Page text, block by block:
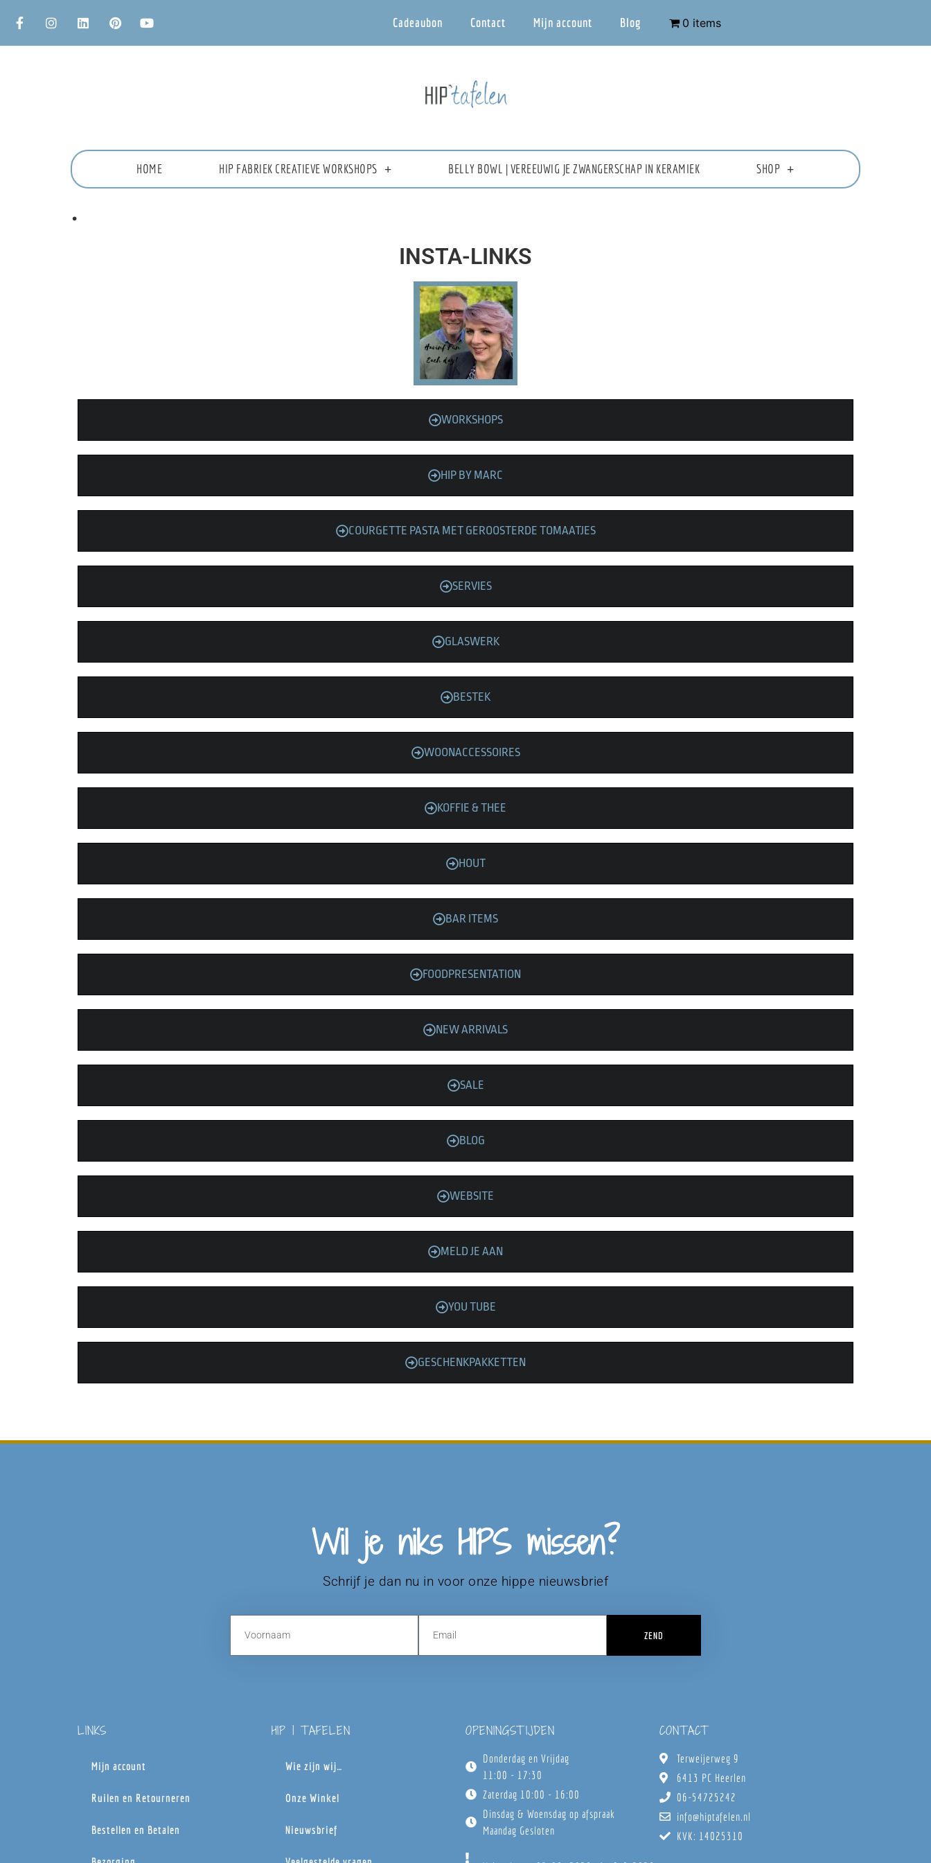
Cadeaubon Contact Mijn account Blog 0 items
HOME HIP FABRIEK CREATIEVE WORKSHOPS BELLY BOWL | VEREEUWIG JE ZWANGERSCHAP IN KERAMIEK SHOP
.
INSTA-LINKS
WORKSHOPS
HIP BY MARC
COURGETTE PASTA MET GEROOSTERDE TOMAATJES
SERVIES
GLASWERK
BESTEK
WOONACCESSOIRES
KOFFIE & THEE
HOUT
BAR ITEMS
FOODPRESENTATION
NEW ARRIVALS
SALE
BLOG
WEBSITE
MELD JE AAN
YOU TUBE
GESCHENKPAKKETTEN
Wil je niks HIPS missen?
Schrijf je dan nu in voor onze hippe nieuwsbrief
ZEND
LINKS
Mijn account
Ruilen en Retourneren
Bestellen en Betalen
HIP | TAFELEN
Wie zijn wij…
Onze Winkel
Nieuwsbrief
OPENINGSTIJDEN
Donderdag en Vrijdag
11:00 - 17:30
Zaterdag 10:00 - 16:00
Dinsdag & Woensdag op afspraak
Maandag Gesloten
CONTACT
Terweijerweg 9
6413 PC Heerlen
06-54725242
info@hiptafelen.nl
KVK: 14025310